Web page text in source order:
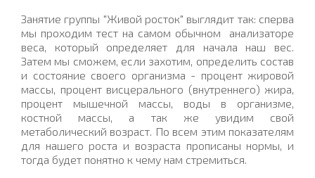
Занятие группы "Живой росток" выглядит так: сперва
мы проходим тест на самом обычном анализаторе
веса, который определяет для начала наш вес.
Затем мы сможем, если захотим, определить состав
и состояние своего организма - процент жировой
массы, процент висцерального (внутреннего) жира,
процент мышечной массы, воды в организме,
костной массы, а так же увидим свой
метаболический возраст. По всем этим показателям
для нашего роста и возраста прописаны нормы, и
тогда будет понятно к чему нам стремиться.